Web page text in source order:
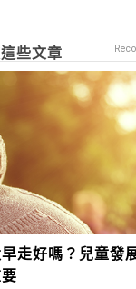
些文章
走好嗎？兒童發